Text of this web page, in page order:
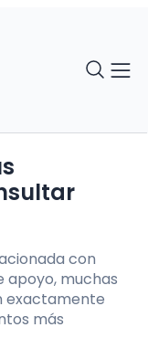
con
apoyo, muchas
exactamente
más